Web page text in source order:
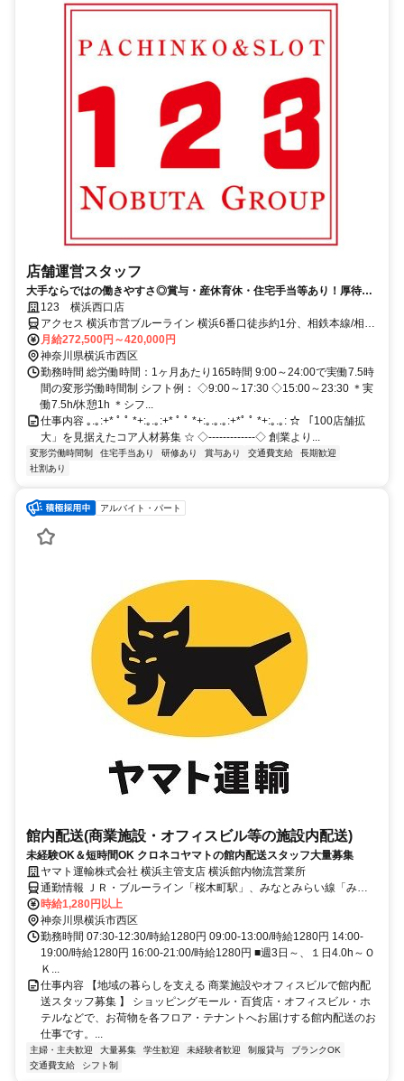
店舗運営スタッフ
大手ならではの働きやすさ◎賞与・産休育休・住宅手当等あり！厚待遇
でお待ちしています♪長堀橋徒歩8分♪
123 横浜西口店
アクセス 横浜市営ブルーライン 横浜6番口徒歩約1分、相鉄本線/相鉄
いずみ野線 横浜相鉄口徒歩約4分、ＪＲ根岸線 横浜みなみ西口徒歩約
3分 各線横浜駅～徒歩5分
月給272,500円～420,000円
神奈川県横浜市西区
勤務時間 総労働時間：1ヶ月あたり165時間 9:00～24:00で実働7.5時
間の変形労働時間制 シフト例： ◇9:00～17:30 ◇15:00～23:30 ＊実
働7.5h/休憩1h ＊シフ...
仕事内容 ｡.｡:+* ﾟ ﾟ *+:｡.｡:+* ﾟ ﾟ *+:｡.｡.｡:+*ﾟ ﾟ *+:｡.｡: ☆ 「100店舗拡
大」を見据えたコア人材募集 ☆ ◇‐‐‐‐‐‐‐‐‐‐‐‐‐◇ 創業より...
変形労働時間制 住宅手当あり 研修あり 賞与あり 交通費支給
長期歓迎
社割あり
アルバイト・パート
館内配送(商業施設・オフィスビル等の施設内配送)
未経験OK＆短時間OK クロネコヤマトの館内配送スタッフ大量募集
ヤマト運輸株式会社 横浜主管支店 横浜館内物流営業所
通勤情報 ＪＲ・ブルーライン「桜木町駅」、みなとみらい線「みな
とみらい駅」
時給1,280円以上
神奈川県横浜市西区
勤務時間 07:30-12:30/時給1280円 09:00-13:00/時給1280円 14:00-
19:00/時給1280円 16:00-21:00/時給1280円 ■週3日～、１日4.0h～Ｏ
Ｋ...
仕事内容 【地域の暮らしを支える 商業施設やオフィスビルで館内配
送スタッフ募集 】 ショッピングモール・百貨店・オフィスビル・ホ
テルなどで、お荷物を各フロア・テナントへお届けする館内配送のお
仕事です。...
主婦・主夫歓迎 大量募集 学生歓迎 未経験者歓迎 制服貸与
ブランクOK
交通費支給
シフト制